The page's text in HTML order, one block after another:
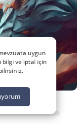
uygun
bilgi ve iptal için